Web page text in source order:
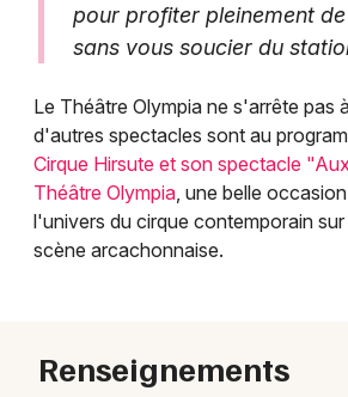
pour profiter pleinement
sans vous soucier du
Le Théâtre Olympia ne s'arrête pas
d'autres spectacles sont au
Cirque Hirsute et son spectacle
Théâtre Olympia, une belle
l'univers du cirque contemporain
scène arcachonnaise.
Renseignements